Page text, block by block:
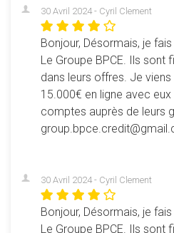
30 Avril 2024 - Cyril Clement
Bonjour, Désormais, je
Le Groupe BPCE. Ils sont
dans leurs offres. Je
15.000€ en ligne avec
comptes auprès de leurs
30 Avril 2024 - Cyril Clement
Bonjour, Désormais, je
Le Groupe BPCE. Ils sont